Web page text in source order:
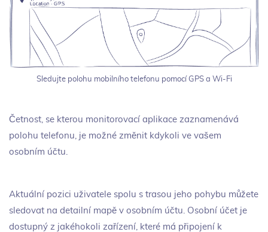
Sledujte polohu mobilního telefonu pomocí GPS a Wi-Fi
Četnost, se kterou monitorovací aplikace zaznamenává
polohu telefonu, je možné změnit kdykoli ve vašem
osobním účtu.
Aktuální pozici uživatele spolu s trasou jeho pohybu můžete
sledovat na detailní mapě v osobním účtu. Osobní účet je
dostupný z jakéhokoli zařízení, které má připojení k